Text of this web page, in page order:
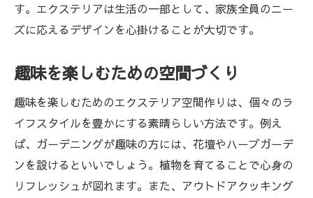
す。エクステリアは生活の一部として、家族全員のニー
ズに応えるデザインを心掛けることが大切です。
趣味を楽しむための空間づくり
趣味を楽しむためのエクステリア空間作りは、個々のラ
イフスタイルを豊かにする素晴らしい方法です。例え
ば、ガーデニングが趣味の方には、花壇やハーブガーデ
ンを設けるといいでしょう。植物を育てることで心身の
リフレッシュが図れます。また、アウトドアクッキング